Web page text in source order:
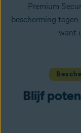
Premium
bescherming tegen
want
Blijf